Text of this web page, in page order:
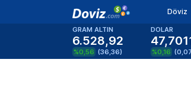
Döviz
GRAM ALTIN
6.528,92
%0,56 (36,36)
DOLAR
%0,16 (